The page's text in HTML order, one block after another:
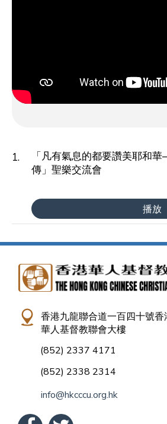
1.
「凡有氣息的都要讚美耶和
傳」聖樂交流會
播放
香港九龍聯合道一百四十號香
華人基督教聯會大樓
(852) 2337 4171
(852) 2338 2314
info@hkcccu.org.hk